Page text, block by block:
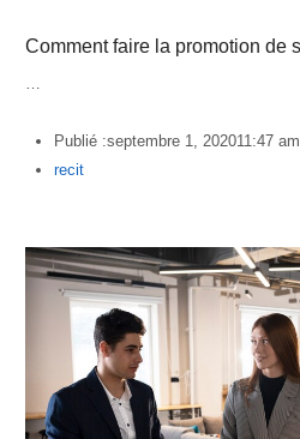
Comment faire la promotion de
…
Publié :septembre 1, 202011:47 am
Author
recit